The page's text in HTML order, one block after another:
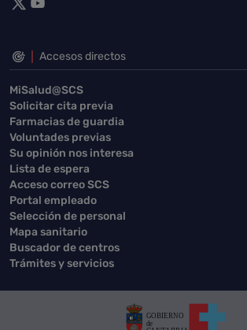
Accesos directos
MiSalud@SCS
Solicitar cita previa
Farmacias de guardia
Voluntades previas
Su opinión nos interesa
Lista de espera
Acceso correo SCS
Portal empleado
Selección de personal
Mapa sanitario
Buscador de centros
Trámites y servicios